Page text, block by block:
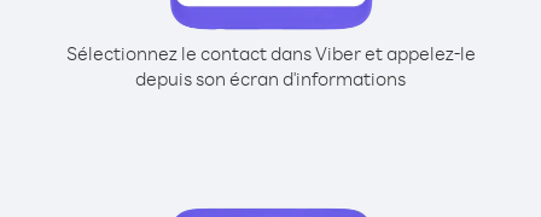
Sélectionnez le contact dans Viber et appelez-le
depuis son écran d'informations